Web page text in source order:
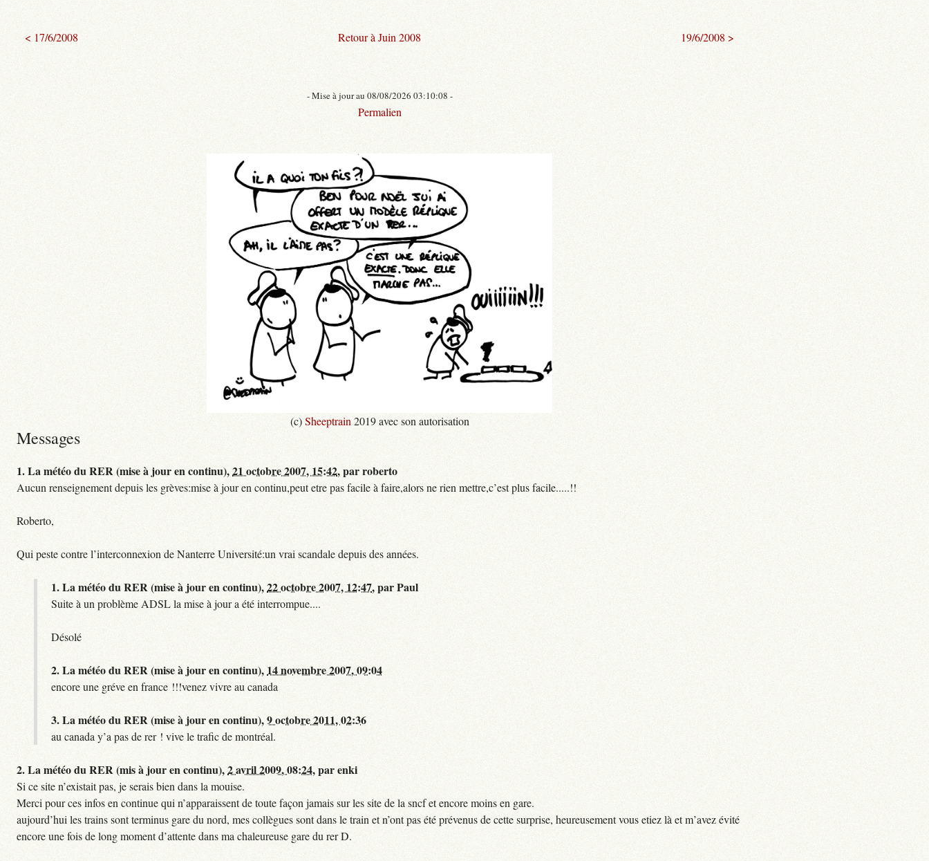
< 17/6/2008 Retour à Juin 2008 19/6/2008 >
- Mise à jour au 08/08/2026 03:10:08 -
Permalien
(c)Sheeptrain 2019 avec son autorisation
Messages
1.La météo du RER (mise à jour en continu),21 octobre 2007, 15:42,parroberto
Aucun renseignement depuis les grèves:mise à jour en continu,peut etre pas facile à faire,alors ne rien mettre,c’est plus facile.....!!
Roberto,
Qui peste contre l’interconnexion de Nanterre Université:un vrai scandale depuis des années.
1.La météo du RER (mise à jour en continu),22 octobre 2007, 12:47,parPaul
Suite à un problème ADSL la mise à jour a été interrompue....
Désolé
2.La météo du RER (mise à jour en continu), 14 novembre 2007, 09:04
encore une gréve en france !!!venez vivre au canada
3.La météo du RER (mise à jour en continu),9 octobre 2011, 02:36
au canada y’a pas de rer ! vive le trafic de montréal.
2.La météo du RER (mis à jour en continu),2 avril 2009, 08:24,parenki
Si ce site n’existait pas, je serais bien dans la mouise.
Merci pour ces infos en continue qui n’apparaissent de toute façon jamais sur les site de la sncf et encore moins en gare.
aujourd’hui les trains sont terminus gare du nord, mes collègues sont dans le train et n’ont pas été prévenus de cette surprise, heureusement vous etiez là et m’avez évité
encore une fois de long moment d’attente dans ma chaleureuse gare du rer D.